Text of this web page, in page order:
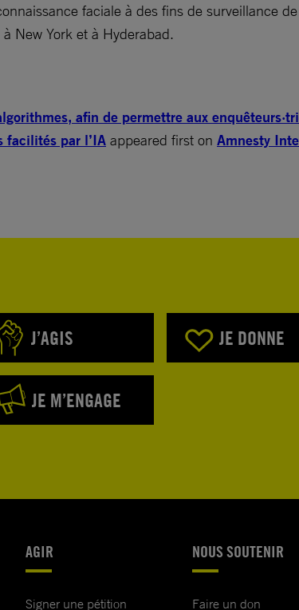
faciale à des fins de surveillance
New York et à Hyderabad.
afin de permettre aux
facilités par l’IA appeared first on Amnesty
J’AGIS JE DONNE
JE M’ENGAGE
AGIR
Signer une pétition
NOUS SOUTENIR
Faire un don